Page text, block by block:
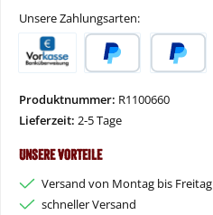
Unsere Zahlungsarten:
Produktnummer: R1100660
Lieferzeit: 2-5 Tage
Unsere Vorteile
Versand von Montag bis Freitag
schneller Versand